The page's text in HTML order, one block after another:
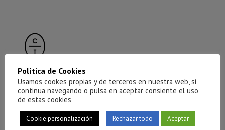
CÍRCULO DE TIZA
La editorial
Compañía
Política de Cookies
Usamos cookes propias y de terceros en nuestra web, si
continua navegando o pulsa en aceptar consiente el uso
de estas cookies
Cookie personalización Rechazar todo Aceptar